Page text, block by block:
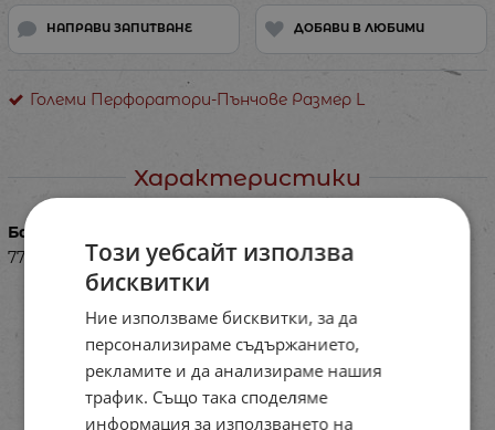
НАПРАВИ ЗАПИТВАНЕ ДОБАВИ В ЛЮБИМИ
Големи Перфоратори-Пънчове Размер L
Характеристики
Баркод (ISBN, UPC, др.)
77SL203687545Този уебсайт използва
бисквитки
Ние използваме бисквитки, за да
персонализираме съдържанието,
рекламите и да анализираме нашия
трафик. Също така споделяме
информация за използването на